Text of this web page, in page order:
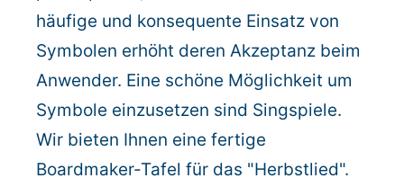
Beratungsanfrage
Anmelden
Warenkorb: 0
häufige und konsequente Einsatz von
Symbolen erhöht deren Akzeptanz beim
Anwender. Eine schöne Möglichkeit um
Symbole einzusetzen sind Singspiele.
Wir bieten Ihnen eine fertige
Boardmaker-Tafel für das "Herbstlied".